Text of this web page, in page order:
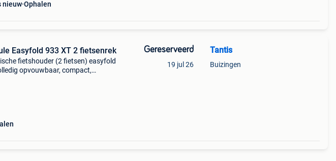
nieuw Ophalen
Easyfold 933 XT 2 fietsenrek
fietshouder (2 fietsen) easyfold
opvouwbaar, compact,
Gereserveerd
19 jul 26
Tantis
Buizingen